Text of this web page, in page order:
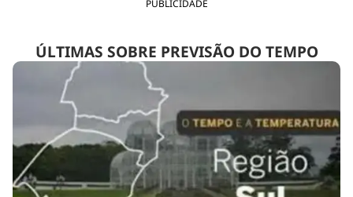
PUBLICIDADE
ÚLTIMAS SOBRE PREVISÃO DO TEMPO